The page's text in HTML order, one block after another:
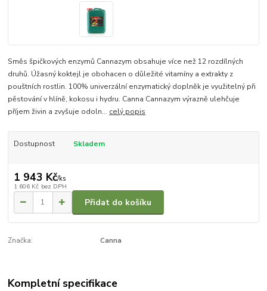
Směs špičkových enzymů Cannazym obsahuje více než 12 rozdílných
druhů. Úžasný koktejl je obohacen o důležité vitamíny a extrakty z
pouštních rostlin. 100% univerzální enzymatický doplněk je využitelný při
pěstování v hlíně, kokosu i hydru. Canna Cannazym výrazně ulehčuje
příjem živin a zvyšuje odoln... celý popis
Dostupnost Skladem
1 943 Kč/ks
1 606 Kč bez DPH
Přidat do košíku
Značka: Canna
Kompletní specifikace